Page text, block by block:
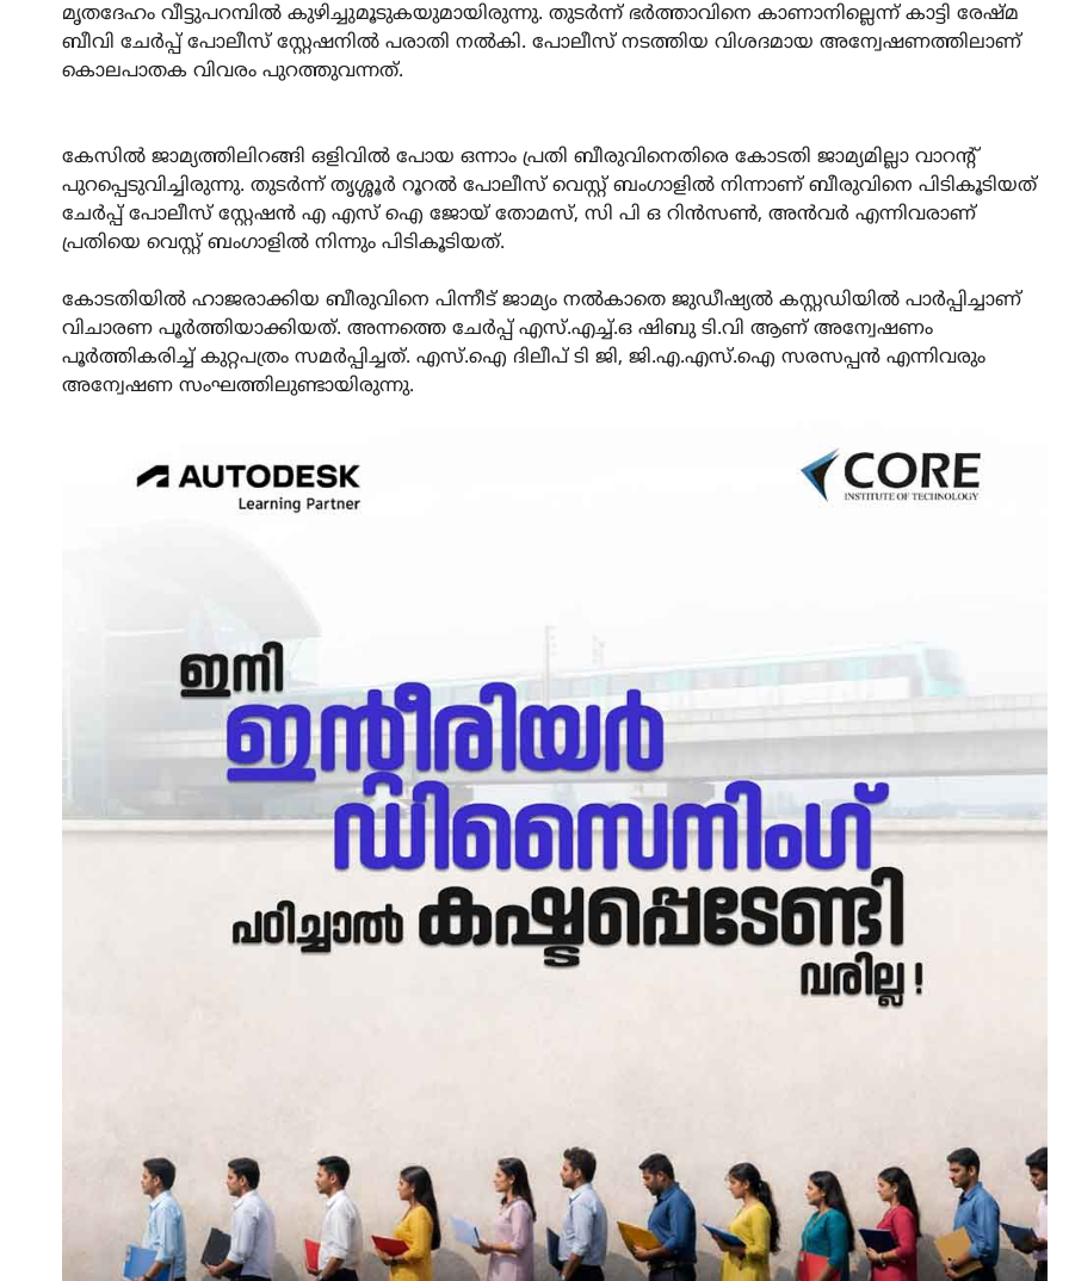
മൃതദേഹം വീട്ടുപറമ്പിൽ കുഴിച്ചുമൂടുകയുമായിരുന്നു. തുടർന്ന് ഭർത്താവിനെ കാണാനില്ലെന്ന് കാട്ടി രേഷ്മ
ബീവി ചേർപ്പ് പോലീസ് സ്റ്റേഷനിൽ പരാതി നൽകി. പോലീസ് നടത്തിയ വിശദമായ അന്വേഷണത്തിലാണ്
കൊലപാതക വിവരം പുറത്തുവന്നത്.
കേസിൽ ജാമ്യത്തിലിറങ്ങി ഒളിവിൽ പോയ ഒന്നാം പ്രതി ബീരുവിനെതിരെ കോടതി ജാമ്യമില്ലാ വാറന്റ്
പുറപ്പെടുവിച്ചിരുന്നു. തുടർന്ന് തൃശ്ശൂർ റൂറൽ പോലീസ് വെസ്റ്റ് ബംഗാളിൽ നിന്നാണ് ബീരുവിനെ പിടികൂടിയത്
ചേർപ്പ് പോലീസ് സ്റ്റേഷൻ എ എസ് ഐ ജോയ് തോമസ്, സി പി ഒ റിൻസൺ, അൻവർ എന്നിവരാണ്
പ്രതിയെ വെസ്റ്റ് ബംഗാളിൽ നിന്നും പിടികൂടിയത്.
കോടതിയിൽ ഹാജരാക്കിയ ബീരുവിനെ പിന്നീട് ജാമ്യം നൽകാതെ ജുഡീഷ്യൽ കസ്റ്റഡിയിൽ പാർപ്പിച്ചാണ്
വിചാരണ പൂർത്തിയാക്കിയത്. അന്നത്തെ ചേർപ്പ് എസ്.എച്ച്.ഒ ഷിബു ടി.വി ആണ് അന്വേഷണം
പൂർത്തികരിച്ച് കുറ്റപത്രം സമർപ്പിച്ചത്. എസ്.ഐ ദിലീപ് ടി ജി, ജി.എ.എസ്.ഐ സരസപ്പൻ എന്നിവരും
അന്വേഷണ സംഘത്തിലുണ്ടായിരുന്നു.
കോമേഴ്‌സ്
തുടക്കമായി
August 6, 2026